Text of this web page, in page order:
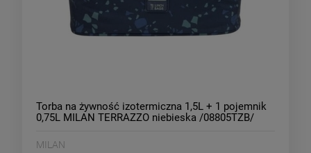
Torba na żywność izotermiczna 1,5L + 1 pojemnik
0,75L MILAN TERRAZZO niebieska /08805TZB/
MILAN